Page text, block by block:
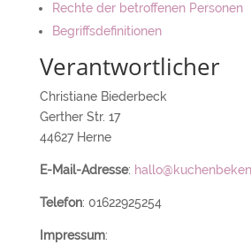
Rechte der betroffenen Personen
Begriffsdefinitionen
Verantwortlicher
Christiane Biederbeck
Gerther Str. 17
44627 Herne
E-Mail-Adresse:
Telefon: 01622925254
Impressum: